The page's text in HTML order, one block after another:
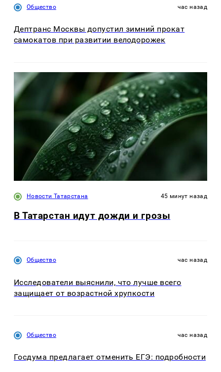
Общество час назад
Дептранс Москвы допустил зимний прокат
самокатов при развитии велодорожек
Новости Татарстана 45 минут назад
В Татарстан идут дожди и грозы
Общество час назад
Исследователи выяснили, что лучше всего
защищает от возрастной хрупкости
Общество час назад
Госдума предлагает отменить ЕГЭ: подробности